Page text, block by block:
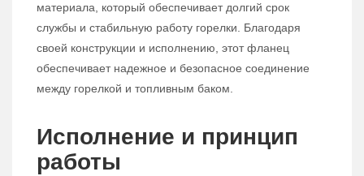
материала, который обеспечивает долгий срок
службы и стабильную работу горелки. Благодаря
своей конструкции и исполнению, этот фланец
обеспечивает надежное и безопасное соединение
между горелкой и топливным баком.
Исполнение и принцип
работы